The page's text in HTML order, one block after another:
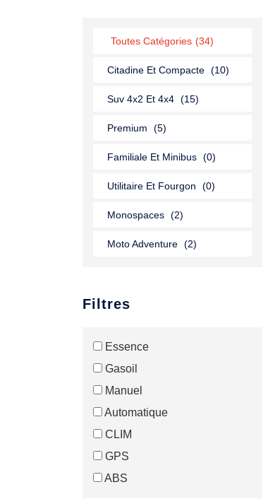
Toutes Catégories (34)
Citadine Et Compacte (10)
Suv 4x2 Et 4x4 (15)
Premium (5)
Familiale Et Minibus (0)
Utilitaire Et Fourgon (0)
Monospaces (2)
Moto Adventure (2)
Filtres
Essence
Gasoil
Manuel
Automatique
CLIM
GPS
ABS